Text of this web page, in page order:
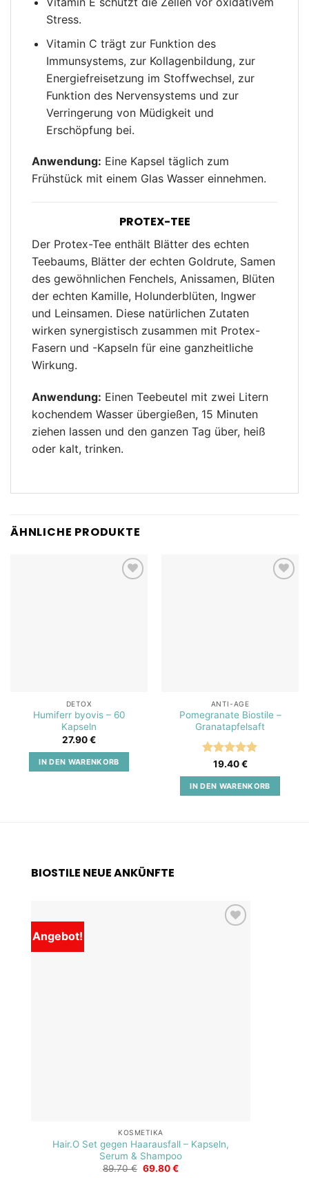
Stress.
Vitamin C trägt zur Funktion des
Immunsystems, zur Kollagenbildung, zur
Energiefreisetzung im Stoffwechsel, zur
Funktion des Nervensystems und zur
Verringerung von Müdigkeit und
Erschöpfung bei.
Anwendung: Eine Kapsel täglich zum
Frühstück mit einem Glas Wasser einnehmen.
PROTEX-TEE
Der Protex-Tee enthält Blätter des echten
Teebaums, Blätter der echten Goldrute, Samen
des gewöhnlichen Fenchels, Anissamen, Blüten
der echten Kamille, Holunderblüten, Ingwer
und Leinsamen. Diese natürlichen Zutaten
wirken synergistisch zusammen mit Protex-
Fasern und -Kapseln für eine ganzheitliche
Wirkung.
Anwendung: Einen Teebeutel mit zwei Litern
kochendem Wasser übergießen, 15 Minuten
ziehen lassen und den ganzen Tag über, heiß
oder kalt, trinken.
ÄHNLICHE PRODUKTE
DETOX
Humiferr byovis – 60
Kapseln
27.90€
IN DEN WARENKORB
ANTI-AGE
Pomegranate Biostile –
Granatapfelsaft
Bewertet
mit5von
5
19.40€
IN DEN WARENKORB
BIOSTILE NEUE ANKÜNFTE
Angebot!
KOSMETIKA
Hair.O Set gegen Haarausfall – Kapseln,
Serum & Shampoo
89.70€ Ursprünglicher
69.80€Aktueller